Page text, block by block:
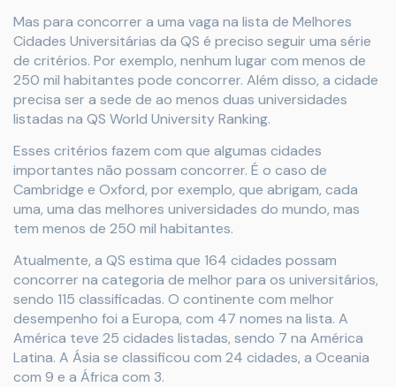
Mas para concorrer a uma vaga na lista de Melhores
Cidades Universitárias da QS é preciso seguir uma série
de critérios. Por exemplo, nenhum lugar com menos de
250 mil habitantes pode concorrer. Além disso, a cidade
precisa ser a sede de ao menos duas universidades
listadas na QS World University Ranking.
Esses critérios fazem com que algumas cidades
importantes não possam concorrer. É o caso de
Cambridge e Oxford, por exemplo, que abrigam, cada
uma, uma das melhores universidades do mundo, mas
tem menos de 250 mil habitantes.
Atualmente, a QS estima que 164 cidades possam
concorrer na categoria de melhor para os universitários,
sendo 115 classificadas. O continente com melhor
desempenho foi a Europa, com 47 nomes na lista. A
América teve 25 cidades listadas, sendo 7 na América
Latina. A Ásia se classificou com 24 cidades, a Oceania
com 9 e a África com 3.